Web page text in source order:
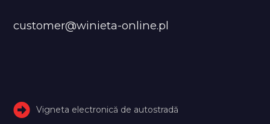
customer@winieta-online.pl
Vigneta electronică de autostradă